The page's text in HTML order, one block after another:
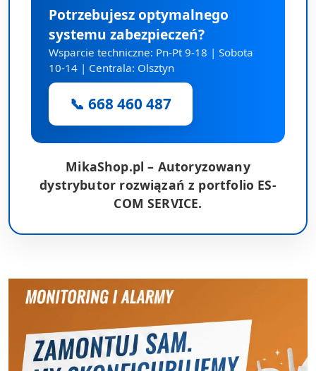
Potrzebujesz optymalnego
systemu zabezpieczeń?
Wsparcie techniczne: Pn-Pt 9-18 | Sobota
10-14 | Centrala: Olsztyn
📞 668 460 487
MikaShop.pl – Autoryzowany
dystrybutor rozwiązań z portfolio ES-
COM SERVICE.